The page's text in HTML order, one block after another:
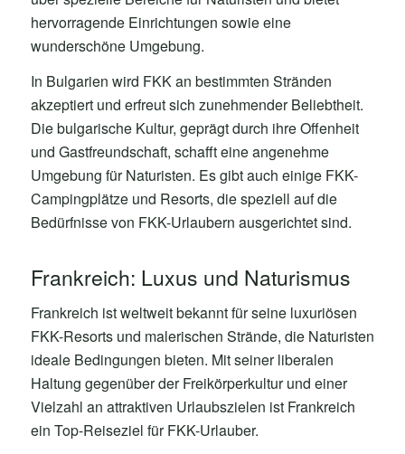
hervorragende Einrichtungen sowie eine
wunderschöne Umgebung.
In Bulgarien wird FKK an bestimmten Stränden
akzeptiert und erfreut sich zunehmender Beliebtheit.
Die bulgarische Kultur, geprägt durch ihre Offenheit
und Gastfreundschaft, schafft eine angenehme
Umgebung für Naturisten. Es gibt auch einige FKK-
Campingplätze und Resorts, die speziell auf die
Bedürfnisse von FKK-Urlaubern ausgerichtet sind.
Frankreich: Luxus und Naturismus
Frankreich ist weltweit bekannt für seine luxuriösen
FKK-Resorts und malerischen Strände, die Naturisten
ideale Bedingungen bieten. Mit seiner liberalen
Haltung gegenüber der Freikörperkultur und einer
Vielzahl an attraktiven Urlaubszielen ist Frankreich
ein Top-Reiseziel für FKK-Urlauber.